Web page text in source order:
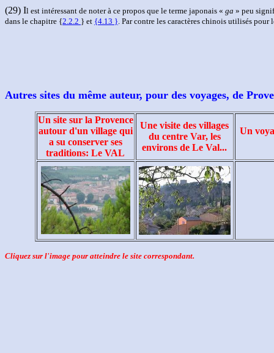
(29) Il est intéressant de noter à ce propos que le terme japonais « ga » peu
dans le chapitre {2.2.2 } et {4.13 }. Par contre les caractères chinois utilisés pour
Autres sites du même auteur, pour des voyages, de
Un site sur la Provence
autour d'un village qui
a su conserver ses
traditions: Le VAL
Une visite des villages
du centre Var, les
environs de Le Val...
Un
Cliquez sur l'image pour atteindre le site correspondant.